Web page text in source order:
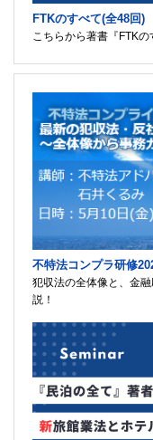
FTKのすべて(全48回)
こちらから著書『FTKの
不特法コンプラ研修
犯収法の全体像と、金
説！